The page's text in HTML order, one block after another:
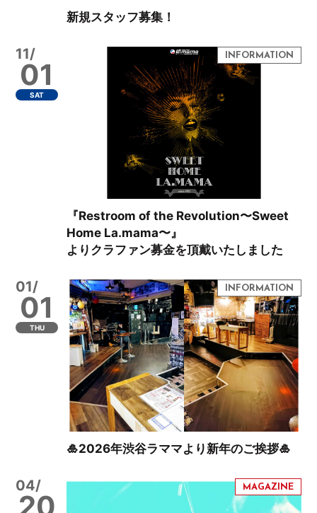
新規スタッフ募集！
11/
01
SAT
『Restroom of the Revolution〜Sweet
Home La.mama〜』
よりクラファン募金を頂戴いたしました
01/
01
THU
🎍2026年渋谷ラママより新年のご挨拶🎍
04/
20